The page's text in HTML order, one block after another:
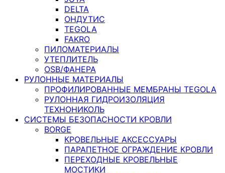
DELTA
ОНДУТИС
TEGOLA
FAKRO
ПИЛОМАТЕРИАЛЫ
УТЕПЛИТЕЛЬ
OSB/ФАНЕРА
РУЛОННЫЕ МАТЕРИАЛЫ
ПРОФИЛИРОВАННЫЕ МЕМБРАНЫ TEGOLA
РУЛОННАЯ ГИДРОИЗОЛЯЦИЯ
ТЕХНОНИКОЛЬ
СИСТЕМЫ БЕЗОПАСНОСТИ КРОВЛИ
BORGE
КРОВЕЛЬНЫЕ АКСЕССУАРЫ
ПАРАПЕТНОЕ ОГРАЖДЕНИЕ КРОВЛИ
ПЕРЕХОДНЫЕ КРОВЕЛЬНЫЕ
МОСТИКИ